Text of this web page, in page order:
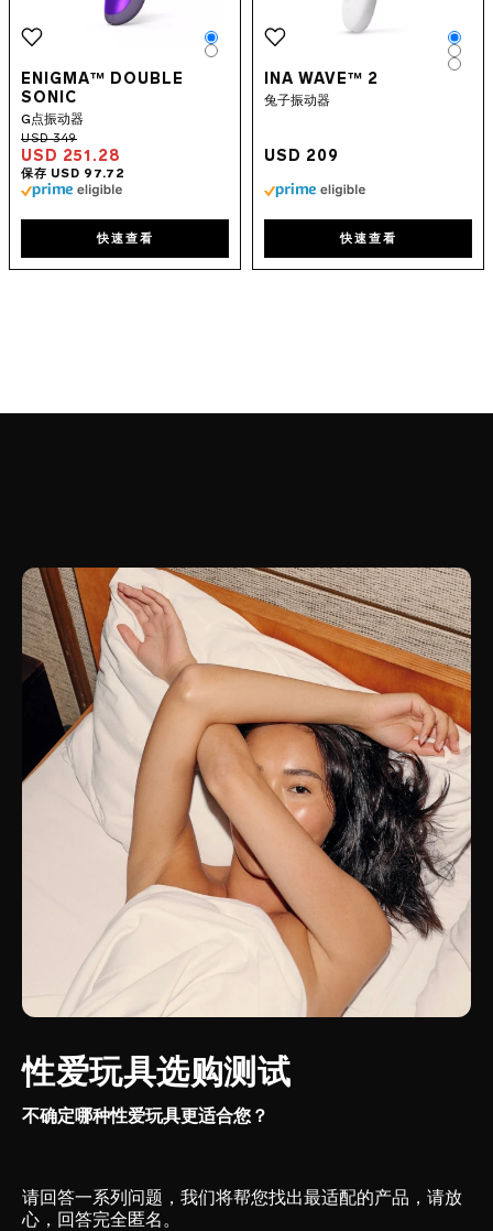
ENIGMA™ DOUBLE
SONIC
G点振动器
USD 251.28
Color
Color
快速查看
INA WAVE™ 2
兔子振动器
USD 209
快速查看
性爱玩具选购测试
不确定哪种性爱玩具更适合您？
请回答一系列问题，我们将帮您找出最适配的产品，请放
心，回答完全匿名。